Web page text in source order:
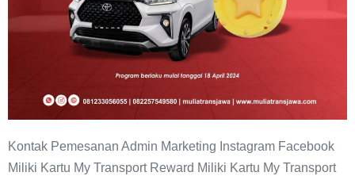
Kontak Pemesanan Admin Marketing Instagram Facebook
Miliki Kartu My Transport Reward Miliki Kartu My Transport